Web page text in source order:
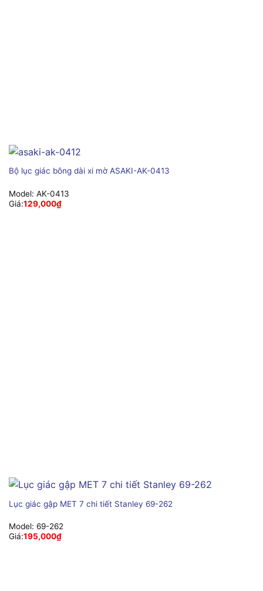
Bộ lục giác bông dài xi mờ ASAKI-AK-0413
Model: AK-0413
Giá:129,000₫
Lục giác gập MET 7 chi tiết Stanley 69-262
Model: 69-262
Giá:195,000₫